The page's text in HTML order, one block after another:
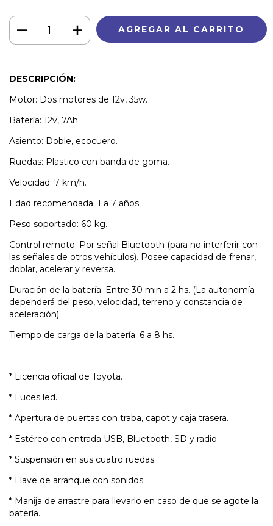
DESCRIPCIÓN:
Motor: Dos motores de 12v, 35w.
Batería: 12v, 7Ah.
Asiento: Doble, ecocuero.
Ruedas: Plastico con banda de goma.
Velocidad: 7 km/h.
Edad recomendada: 1 a 7 años.
Peso soportado: 60 kg.
Control remoto: Por señal Bluetooth (para no interferir con
las señales de otros vehículos). Posee capacidad de frenar,
doblar, acelerar y reversa.
Duración de la batería: Entre 30 min a 2 hs. (La autonomía
dependerá del peso, velocidad, terreno y constancia de
aceleración).
Tiempo de carga de la batería: 6 a 8 hs.
* Licencia oficial de Toyota.
* Luces led.
* Apertura de puertas con traba, capot y caja trasera.
* Estéreo con entrada USB, Bluetooth, SD y radio.
* Suspensión en sus cuatro ruedas.
* Llave de arranque con sonidos.
* Manija de arrastre para llevarlo en caso de que se agote la
batería.